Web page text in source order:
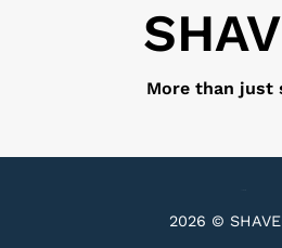
More than just
2026 ©